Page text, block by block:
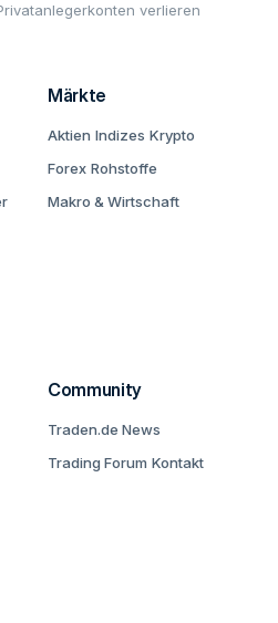
verlieren
Märkte
Aktien Indizes Krypto
Forex Rohstoffe
Makro & Wirtschaft
Community
Traden.de News
Trading Forum Kontakt